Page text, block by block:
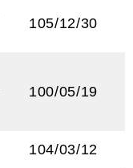
105/12/30
100/05/19
104/03/12